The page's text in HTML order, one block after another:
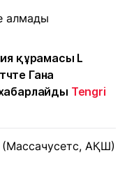
құрамасы L
Гана
Tengri
АҚШ)